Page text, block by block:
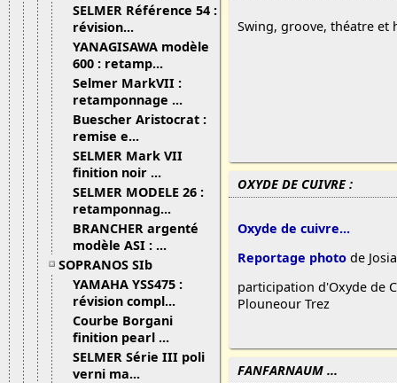
SELMER Référence 54 :
révision...
YANAGISAWA modèle
600 : retamp...
Selmer MarkVII :
retamponnage ...
Buescher Aristocrat :
remise e...
SELMER Mark VII
finition noir ...
SELMER MODELE 26 :
retamponnag...
BRANCHER argenté
modèle ASI : ...
SOPRANOS SIb
YAMAHA YSS475 :
révision compl...
Courbe Borgani
finition pearl ...
SELMER Série III poli
verni ma...
Swing, groove, théatre et
OXYDE DE CUIVRE :
Oxyde de cuivre...
Reportage photo de
participation d'Oxyde de
Plouneour Trez
FANFARNAUM ...